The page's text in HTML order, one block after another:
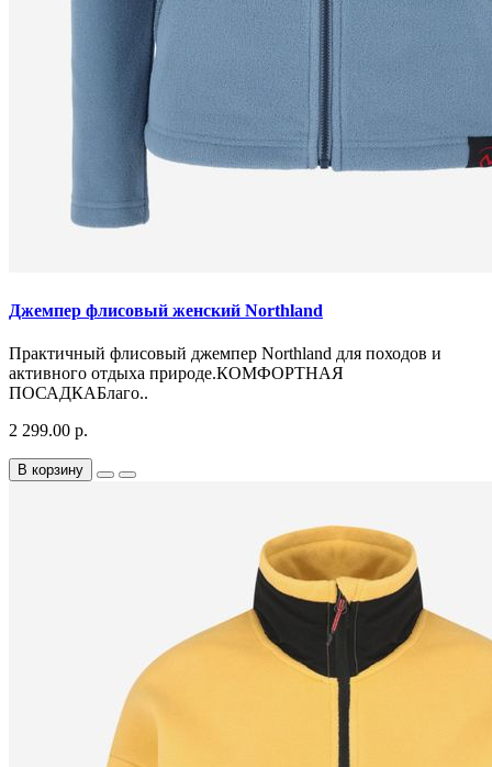
Джемпер флисовый женский Northland
Практичный флисовый джемпер Northland для походов и
активного отдыха природе.КОМФОРТНАЯ
ПОСАДКАБлаго..
2 299.00 р.
В корзину